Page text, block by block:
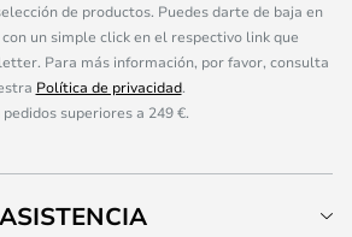
de productos. Puedes darte de baja en
un simple click en el respectivo link que
Para más información, por favor, consulta
Política de privacidad.
pedidos superiores a 249 €.